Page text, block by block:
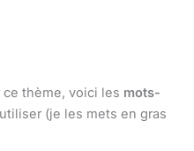
thème, voici les mots-
(je les mets en gras